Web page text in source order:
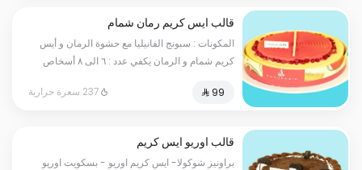
قالب ايس كريم رمان شمام
المكونات : سبونج الفانيليا مع حشوة الرمان و أيس
كريم شمام و الرمان يكفي عدد : ٦ الى ٨ أسخاص
237 سعرة حرارية
قالب اوريو ايس كريم
براونيز شوكولا- ايس كريم اوريو - بسكويت اوريو